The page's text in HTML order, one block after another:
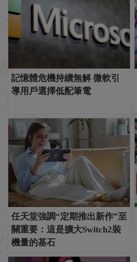
記憶體危機持續無解 微軟引
導用戶選擇低配筆電
任天堂強調“定期推出新作”至
關重要：這是擴大Switch2裝
機量的基石